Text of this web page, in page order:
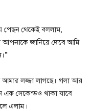
পেছন থেকেই বললাম,
আপনাকে জানিয়ে দেবে আমি
আমার লজ্জা লাগছে। গলা আর
এক সেকেন্ডও থাকা যাবে
এলাম।